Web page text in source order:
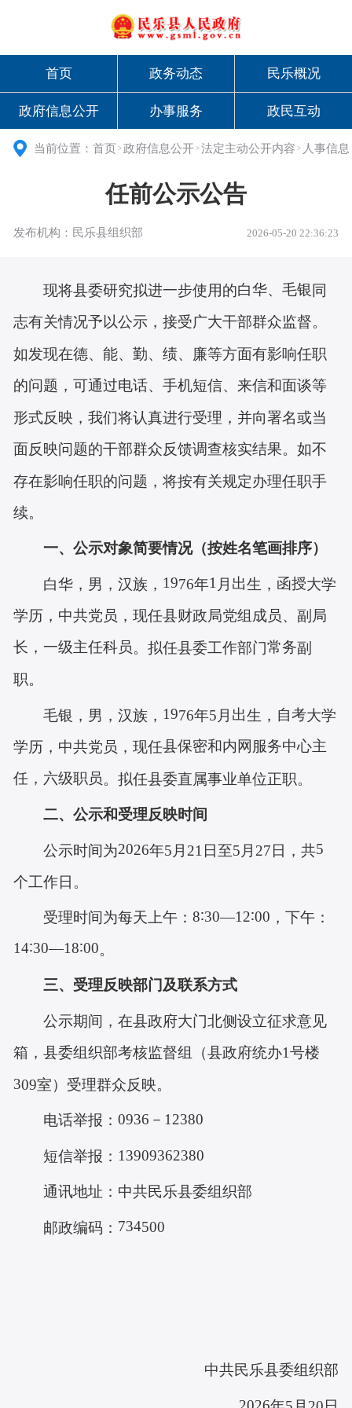
首页 政务动态 民乐概况
政府信息公开 办事服务 政民互动
当前位置：首页 > 政府信息公开 >法定主动公开内容 > 人事信息
任前公示公告
发布机构：民乐县组织部 2026-05-20 22:36:23
现将县委研究拟进一步使用的白华、毛银 同
志有关情况予以公示，接受广大干部群众监督。
如发现在德、能、勤、绩、廉等方面有影响任职
的问题，可通过电话、手机短信、来信和面谈等
形式反映，我们将认真进行受理，并向署名或当
面反映问题的干部群众反馈调查核实结果。如不
存在影响任职的问题，将按有关规定办理任职手
续。
一、公示对象简要情况（按姓名笔画排序）
白华 ，男，汉族， 1976年1 月 出生， 函授大学
学历，中共党员，现任县财政局党组成员、副局
长，一级主任科员。拟任县委工作部门常务副
职。
毛银 ，男，汉族， 1976年5 月 出生， 自考大学
学历，中共党员，现任县保密和内网服务中心主
任，六级职员。拟任县委直属事业单位正职。
二、公示和受理反映时间
公示时间为2026年5 月 21 日至5 月 27日，共5
个工作日。
受理时间为每天上午：8∶30—12∶00 ，下午：
14∶30—18∶00。
三、受理反映部门及联系方式
公示期间，在县政府大门北侧设立征求意见
箱，县委组织部考核监督组（县政府统办1号楼
309室）受理群众反映。
电话举报：0936－12380
短信举报： 13909362380
通讯地址： 中共民乐县委组织部
邮政编码： 734500
中共民乐县委组织部